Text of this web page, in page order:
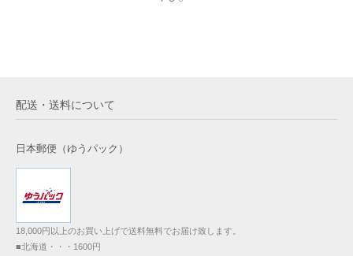
配送・送料について
日本郵便（ゆうパック）
18,000円以上のお買い上げで送料無料でお届け致します。
■北海道・・・1600円